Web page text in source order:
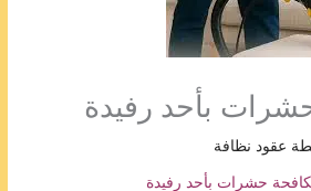
بأحد رفيدة
عقود نظافة
حشرات بأحد رفيدة